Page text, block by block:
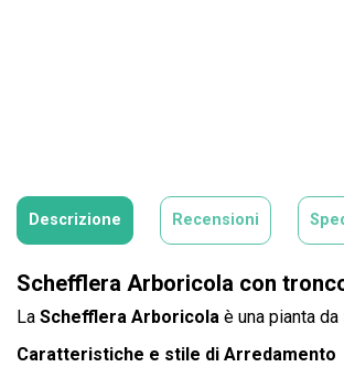
Descrizione Recensioni
Schefflera Arboricola con
La Schefflera Arboricola è una pianta
Caratteristiche e stile di Arredamento